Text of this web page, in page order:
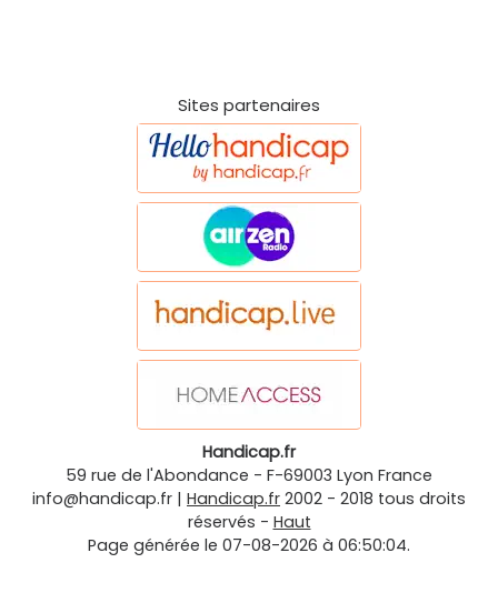
Sites partenaires
Handicap.fr
59 rue de l'Abondance - F-69003 Lyon France
info@handicap.fr | Handicap.fr 2002 - 2018 tous droits
réservés - Haut
Page générée le 07-08-2026 à 06:50:04.